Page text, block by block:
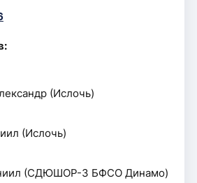
(Ислочь)
(Ислочь)
(СДЮШОР-3 БФСО Динамо)